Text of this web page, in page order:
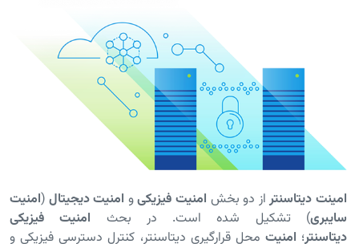
امینت دیتاسنتراز دو بخش امنیت فیزیکیو امنیت دیجیتال (امنیت
سایبری) تشکیل شده است. در بحث امنیت فیزیکی
دیتاسنتر؛ امنیت محل قرارگیری دیتاسنتر، کنترل دسترسی فیزیکی و